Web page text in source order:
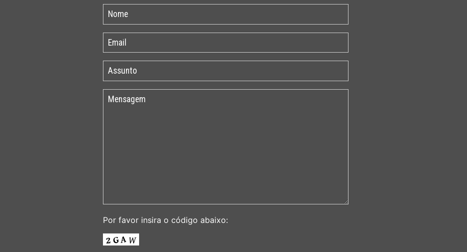
Por favor insira o código abaixo: